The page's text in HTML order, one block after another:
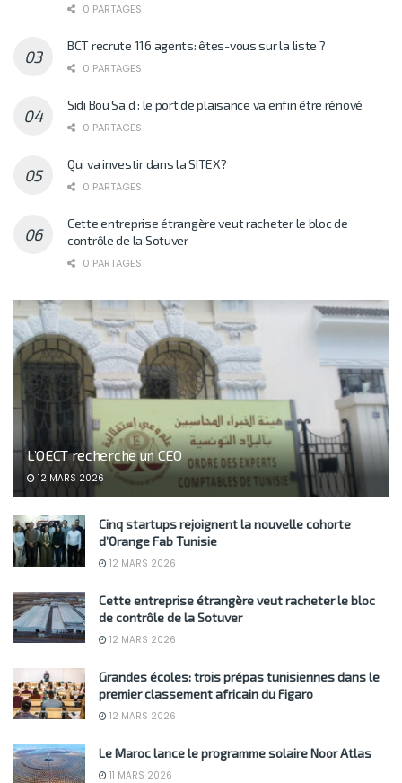
0 PARTAGES
BCT recrute 116 agents: êtes-vous sur la liste ?
0 PARTAGES
Sidi Bou Saïd : le port de plaisance va enfin être rénové
0 PARTAGES
Qui va investir dans la SITEX?
0 PARTAGES
Cette entreprise étrangère veut racheter le bloc de
contrôle de la Sotuver
0 PARTAGES
L’OECT recherche un CEO
12 MARS 2026
Cinq startups rejoignent la nouvelle cohorte
d’Orange Fab Tunisie
12 MARS 2026
Cette entreprise étrangère veut racheter le bloc
de contrôle de la Sotuver
12 MARS 2026
Grandes écoles: trois prépas tunisiennes dans le
premier classement africain du Figaro
12 MARS 2026
Le Maroc lance le programme solaire Noor Atlas
11 MARS 2026